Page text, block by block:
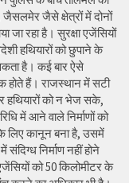
जैसलमेर जैसे क्षेत्रों में दोनों
जा रहा है। सुरक्षा एजेंसियों
हथियारों को छुपाने के
है। कई बार ऐसे
होते हैं। राजस्थान में सटी
हथियारों को न भेज सके,
में आने वाले निर्माणों को
के लिए कानून बना है, उसमें
संदिग्ध निर्माण नहीं होने
को 50 किलोमीटर के